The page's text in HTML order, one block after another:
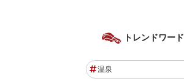
トレンドワード
温泉